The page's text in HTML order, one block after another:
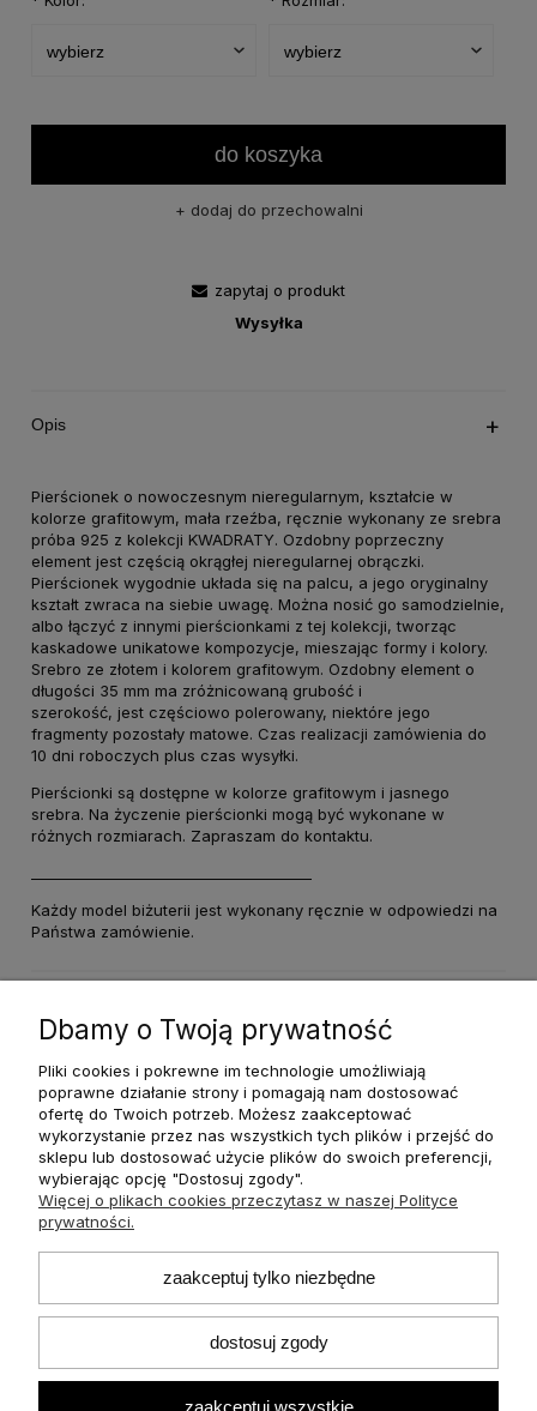
do koszyka
dodaj do przechowalni
zapytaj o produkt
Wysyłka
Opis
Pierścionek o nowoczesnym nieregularnym, kształcie w
kolorze grafitowym, mała rzeźba, ręcznie wykonany ze srebra
próba 925 z kolekcji KWADRATY. Ozdobny poprzeczny
element jest częścią okrągłej nieregularnej obrączki.
Pierścionek wygodnie układa się na palcu, a jego oryginalny
kształt zwraca na siebie uwagę. Można nosić go samodzielnie,
albo łączyć z innymi pierścionkami z tej kolekcji, tworząc
kaskadowe unikatowe kompozycje, mieszając formy i kolory.
Srebro ze złotem i kolorem grafitowym. Ozdobny element o
długości 35 mm ma zróżnicowaną grubość i
szerokość, jest częściowo polerowany, niektóre jego
fragmenty pozostały matowe. Czas realizacji zamówienia do
10 dni roboczych plus czas wysyłki.
Pierścionki są dostępne w kolorze grafitowym i jasnego
srebra. Na życzenie pierścionki mogą być wykonane w
różnych rozmiarach. Zapraszam do kontaktu.
Każdy model biżuterii jest wykonany ręcznie w odpowiedzi na
Państwa zamówienie.
O nas
Płatności i dostawa
Informacje
Pomoc
Dbamy o Twoją prywatność
Pliki cookies i pokrewne im technologie umożliwiają
poprawne działanie strony i pomagają nam dostosować
ofertę do Twoich potrzeb. Możesz zaakceptować
wykorzystanie przez nas wszystkich tych plików i przejść do
sklepu lub dostosować użycie plików do swoich preferencji,
wybierając opcję "Dostosuj zgody".
Więcej o plikach cookies przeczytasz w naszej Polityce
prywatności.
zaakceptuj tylko niezbędne
dostosuj zgody
zaakceptuj wszystkie